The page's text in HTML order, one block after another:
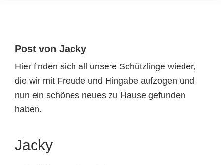
Post von Jacky
Hier finden sich all unsere Schützlinge wieder,
die wir mit Freude und Hingabe aufzogen und
nun ein schönes neues zu Hause gefunden
haben.
Jacky